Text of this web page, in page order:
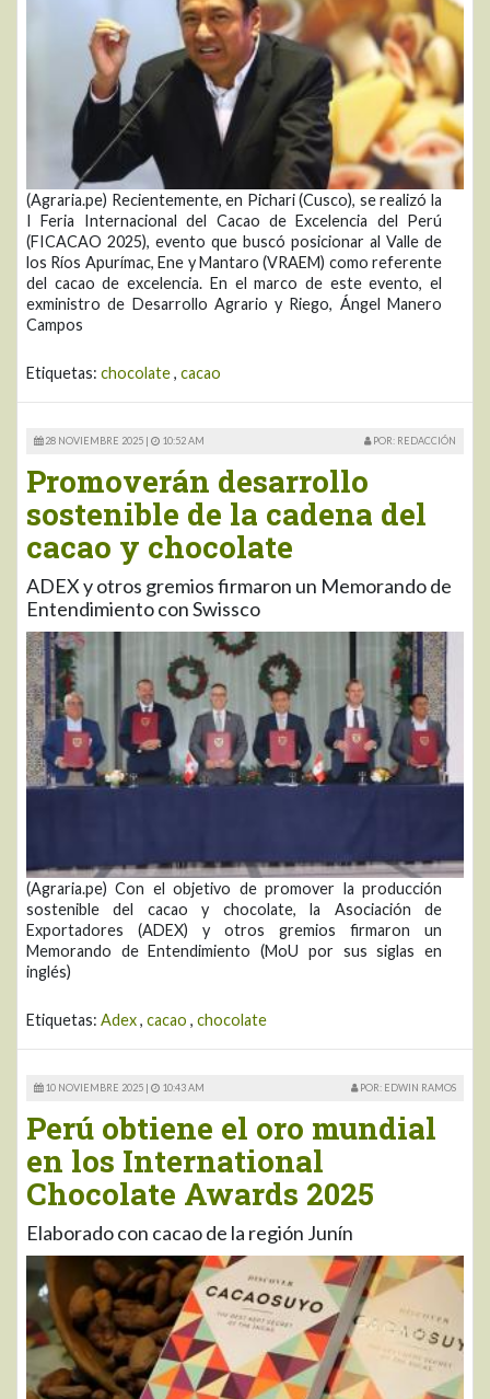
(Agraria.pe) Recientemente, en Pichari (Cusco), se realizó la
I Feria Internacional del Cacao de Excelencia del Perú
(FICACAO 2025), evento que buscó posicionar al Valle de
los Ríos Apurímac, Ene y Mantaro (VRAEM) como referente
del cacao de excelencia. En el marco de este evento, el
exministro de Desarrollo Agrario y Riego, Ángel Manero
Campos
Etiquetas: chocolate, cacao
28 NOVIEMBRE 2025 | 10:52 AM POR: REDACCIÓN
Promoverán desarrollo
sostenible de la cadena del
cacao y chocolate
ADEX y otros gremios firmaron un Memorando de
Entendimiento con Swissco
(Agraria.pe) Con el objetivo de promover la producción
sostenible del cacao y chocolate, la Asociación de
Exportadores (ADEX) y otros gremios firmaron un
Memorando de Entendimiento (MoU por sus siglas en
inglés)
Etiquetas: Adex, cacao , chocolate
10 NOVIEMBRE 2025 | 10:43 AM POR: EDWIN RAMOS
Perú obtiene el oro mundial
en los International
Chocolate Awards 2025
Elaborado con cacao de la región Junín